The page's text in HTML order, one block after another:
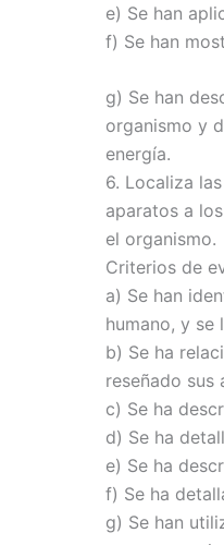
e) Se han
f) Se han
g) Se han
organismo y
energía.
6. Localiza
aparatos a
el organismo.
Criterios de
a) Se han
humano, y se
b) Se ha
reseñado sus
c) Se ha
d) Se ha
e) Se ha
f) Se ha
g) Se han